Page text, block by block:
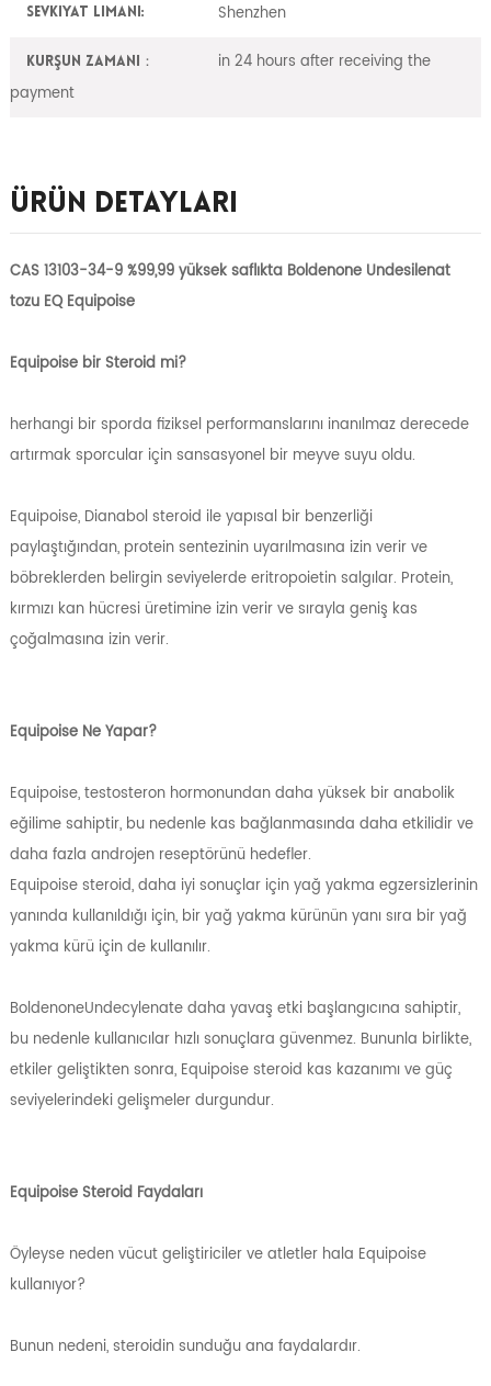
Sevkiyat Limanı: Shenzhen
Kurşun zamanı：
in 24 hours after receiving the
payment
Ürün Detayları
CAS 13103-34-9 %99,99 yüksek saflıkta Boldenone Undesilenat
tozu EQ Equipoise
Equipoise bir Steroid mi?
herhangi bir sporda fiziksel performanslarını inanılmaz derecede
artırmak sporcular için sansasyonel bir meyve suyu oldu.
Equipoise, Dianabol steroid ile yapısal bir benzerliği
paylaştığından, protein sentezinin uyarılmasına izin verir ve
böbreklerden belirgin seviyelerde eritropoietin salgılar. Protein,
kırmızı kan hücresi üretimine izin verir ve sırayla geniş kas
çoğalmasına izin verir.
Equipoise Ne Yapar?
Equipoise, testosteron hormonundan daha yüksek bir anabolik
eğilime sahiptir, bu nedenle kas bağlanmasında daha etkilidir ve
daha fazla androjen reseptörünü hedefler.
Equipoise steroid, daha iyi sonuçlar için yağ yakma egzersizlerinin
yanında kullanıldığı için, bir yağ yakma kürünün yanı sıra bir yağ
yakma kürü için de kullanılır.
BoldenoneUndecylenate daha yavaş etki başlangıcına sahiptir,
bu nedenle kullanıcılar hızlı sonuçlara güvenmez. Bununla birlikte,
etkiler geliştikten sonra, Equipoise steroid kas kazanımı ve güç
seviyelerindeki gelişmeler durgundur.
Equipoise Steroid Faydaları
Öyleyse neden vücut geliştiriciler ve atletler hala Equipoise
kullanıyor?
Bunun nedeni, steroidin sunduğu ana faydalardır.